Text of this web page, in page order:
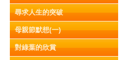
尋求人生的突破
母親節默想(一)
對綠葉的欣賞